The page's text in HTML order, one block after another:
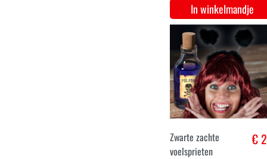
accessoire
/diadeem
In winkelmandje